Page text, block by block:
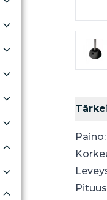
Paino:
Pituus